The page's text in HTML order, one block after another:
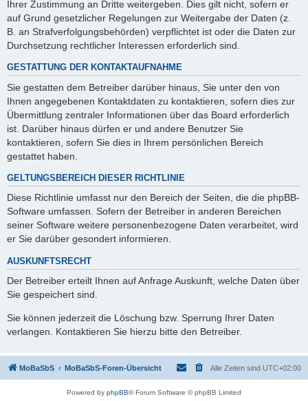
Ihrer Zustimmung an Dritte weitergeben. Dies gilt nicht, sofern er
auf Grund gesetzlicher Regelungen zur Weitergabe der Daten (z.
B. an Strafverfolgungsbehörden) verpflichtet ist oder die Daten zur
Durchsetzung rechtlicher Interessen erforderlich sind.
GESTATTUNG DER KONTAKTAUFNAHME
Sie gestatten dem Betreiber darüber hinaus, Sie unter den von
Ihnen angegebenen Kontaktdaten zu kontaktieren, sofern dies zur
Übermittlung zentraler Informationen über das Board erforderlich
ist. Darüber hinaus dürfen er und andere Benutzer Sie
kontaktieren, sofern Sie dies in Ihrem persönlichen Bereich
gestattet haben.
GELTUNGSBEREICH DIESER RICHTLINIE
Diese Richtlinie umfasst nur den Bereich der Seiten, die die phpBB-
Software umfassen. Sofern der Betreiber in anderen Bereichen
seiner Software weitere personenbezogene Daten verarbeitet, wird
er Sie darüber gesondert informieren.
AUSKUNFTSRECHT
Der Betreiber erteilt Ihnen auf Anfrage Auskunft, welche Daten über
Sie gespeichert sind.
Sie können jederzeit die Löschung bzw. Sperrung Ihrer Daten
verlangen. Kontaktieren Sie hierzu bitte den Betreiber.
MoBaSbS MoBaSbS-Foren-Übersicht Alle Zeiten sind UTC+02:00
Powered by phpBB® Forum Software © phpBB Limited